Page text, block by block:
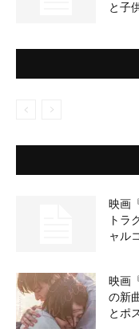
と子
映画
トラ
ャル
映画
の新
とポ